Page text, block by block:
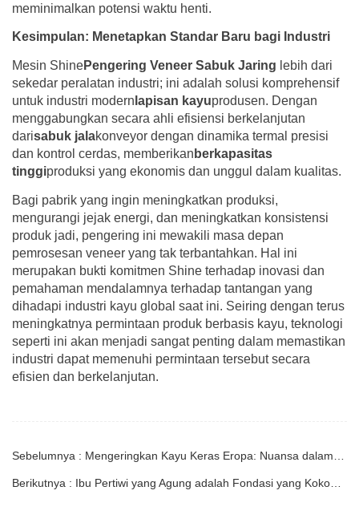
meminimalkan potensi waktu henti.
Kesimpulan: Menetapkan Standar Baru bagi Industri
Mesin ShinePengering Veneer Sabuk Jaring lebih dari
sekedar peralatan industri; ini adalah solusi komprehensif
untuk industri modern lapisan kayuprodusen. Dengan
menggabungkan secara ahli efisiensi berkelanjutan
darisabuk jalakonveyor dengan dinamika termal presisi
dan kontrol cerdas, memberikan berkapasitas
tinggiproduksi yang ekonomis dan unggul dalam kualitas.
Bagi pabrik yang ingin meningkatkan produksi,
mengurangi jejak energi, dan meningkatkan konsistensi
produk jadi, pengering ini mewakili masa depan
pemrosesan veneer yang tak terbantahkan. Hal ini
merupakan bukti komitmen Shine terhadap inovasi dan
pemahaman mendalamnya terhadap tantangan yang
dihadapi industri kayu global saat ini. Seiring dengan terus
meningkatnya permintaan produk berbasis kayu, teknologi
seperti ini akan menjadi sangat penting dalam memastikan
industri dapat memenuhi permintaan tersebut secara
efisien dan berkelanjutan.